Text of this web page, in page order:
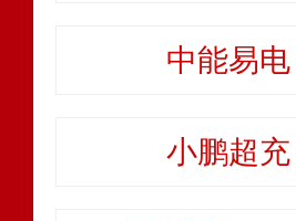
中能易电
小鹏超充